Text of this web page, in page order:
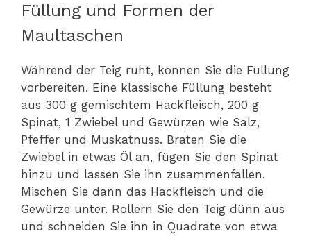
Füllung und Formen der
Maultaschen
Während der Teig ruht, können Sie die Füllung
vorbereiten. Eine klassische Füllung besteht
aus 300 g gemischtem Hackfleisch, 200 g
Spinat, 1 Zwiebel und Gewürzen wie Salz,
Pfeffer und Muskatnuss. Braten Sie die
Zwiebel in etwas Öl an, fügen Sie den Spinat
hinzu und lassen Sie ihn zusammenfallen.
Mischen Sie dann das Hackfleisch und die
Gewürze unter. Rollern Sie den Teig dünn aus
und schneiden Sie ihn in Quadrate von etwa